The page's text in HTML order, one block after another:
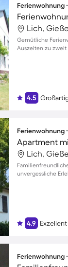
Ferienwohnung
Lich,
Gemütliche
Auszeiten zu
4.5
Ferienwohnung
Apartment
Lich,
unvergessliche
4.9 Exzellent
Ferienwohnung